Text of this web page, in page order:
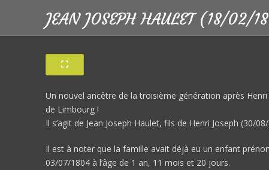
JEAN JOSEPH HAULET (18/02/
Un nouvel ancêtre de la troisième génération après
de Limbourg !
Il s’agit de Jean Joseph Haulet, fils de Henri Joseph (30/
Il est à noter que la famille avait déjà eu un enfant
03/07/1804 à l’âge de 1 an, 11 mois et 20 jours.